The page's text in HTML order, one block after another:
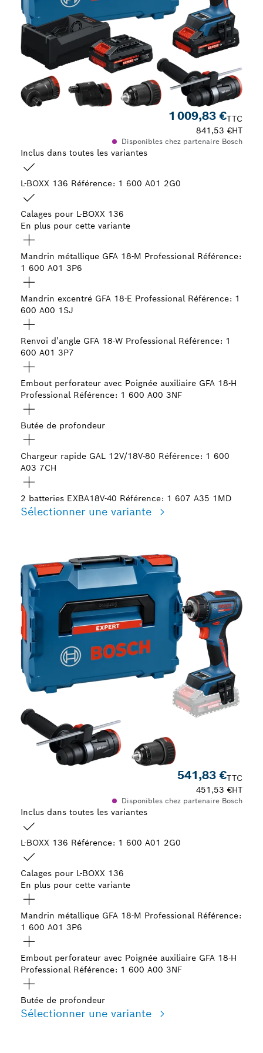
1 009,83 €TTC
841,53 €HT
Disponibles chez partenaire Bosch
Inclus dans toutes les variantes
L-BOXX 136 Référence: 1 600 A01 2G0
Calages pour L-BOXX 136
En plus pour cette variante
Mandrin métallique GFA 18-M Professional Référence:
1 600 A01 3P6
Mandrin excentré GFA 18-E Professional Référence: 1
600 A00 1SJ
Renvoi d’angle GFA 18-W Professional Référence: 1
600 A01 3P7
Embout perforateur avec Poignée auxiliaire GFA 18-H
Professional Référence: 1 600 A00 3NF
Butée de profondeur
Chargeur rapide GAL 12V/18V-80 Référence: 1 600
A03 7CH
2 batteries EXBA18V-40 Référence: 1 607 A35 1MD
Sélectionner une variante
541,83 €TTC
451,53 €HT
Disponibles chez partenaire Bosch
Inclus dans toutes les variantes
L-BOXX 136 Référence: 1 600 A01 2G0
Calages pour L-BOXX 136
En plus pour cette variante
Mandrin métallique GFA 18-M Professional Référence:
1 600 A01 3P6
Embout perforateur avec Poignée auxiliaire GFA 18-H
Professional Référence: 1 600 A00 3NF
Butée de profondeur
Sélectionner une variante